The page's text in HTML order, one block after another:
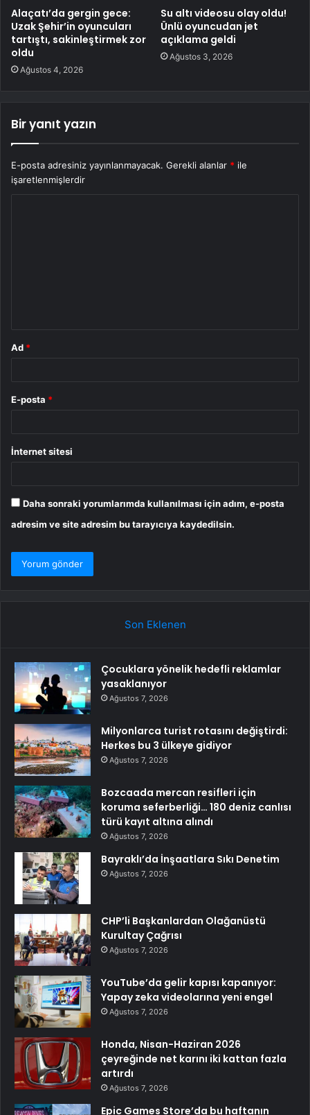
Alaçatı’da gergin gece:
Uzak Şehir’in oyuncuları
tartıştı, sakinleştirmek zor
oldu
Ağustos 4, 2026
Su altı videosu olay oldu!
Ünlü oyuncudan jet
açıklama geldi
Ağustos 3, 2026
Bir yanıt yazın
E-posta adresiniz yayınlanmayacak. Gerekli alanlar * ile
işaretlenmişlerdir
Ad *
E-posta *
İnternet sitesi
Daha sonraki yorumlarımda kullanılması için adım, e-posta
adresim ve site adresim bu tarayıcıya kaydedilsin.
Son Eklenen
Çocuklara yönelik hedefli reklamlar
yasaklanıyor
Ağustos 7, 2026
Milyonlarca turist rotasını değiştirdi:
Herkes bu 3 ülkeye gidiyor
Ağustos 7, 2026
Bozcaada mercan resifleri için
koruma seferberliği… 180 deniz canlısı
türü kayıt altına alındı
Ağustos 7, 2026
Bayraklı’da İnşaatlara Sıkı Denetim
Ağustos 7, 2026
CHP’li Başkanlardan Olağanüstü
Kurultay Çağrısı
Ağustos 7, 2026
YouTube’da gelir kapısı kapanıyor:
Yapay zeka videolarına yeni engel
Ağustos 7, 2026
Honda, Nisan-Haziran 2026
çeyreğinde net karını iki kattan fazla
artırdı
Ağustos 7, 2026
Epic Games Store’da bu haftanın